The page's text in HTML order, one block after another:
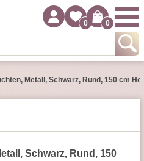
0 0
Metall, Schwarz, Rund, 150 cm
Schwarz, Rund, 150